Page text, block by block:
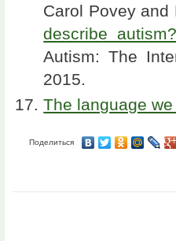
Carol Povey
describe
Autism: The
2015.
The language
Поделиться